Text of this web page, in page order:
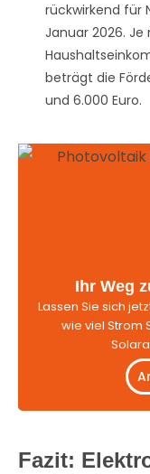
rückwirkend für
Januar 2026.
beträgt die
und 6.000 Euro.
Ihr Weg
Lassen Sie sich
wie viel Strom
Fazit: